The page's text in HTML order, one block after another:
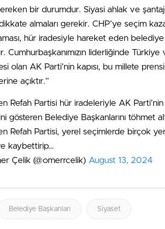
bir durumdur. Siyasi ahlak ve
almaları gerekir. CHP’ye seçim
hür iradesiyle hareket eden
Cumhurbaşkanımızın liderliğinde
olan AK Parti’nin kapısı, bu millete
açıktır.”
Refah Partisi hür iradeleriyle AK
gösteren Belediye Başkanlarını töhmet
Refah Partisi, yerel seçimlerde birçok
kaybettirip…
Çelik (@omerrcelik) August 13, 2024
Belediye Başkanları Siyaset